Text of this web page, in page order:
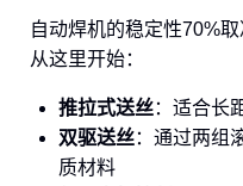
自动焊机的稳定性70%
从这里开始：
推拉式送丝：适合长
双驱送丝：通过两组
质材料